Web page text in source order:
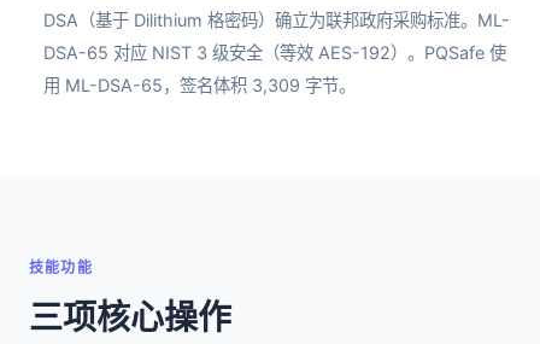
DSA（基于 Dilithium 格密码）确立为联邦政府采购标准。ML-
DSA-65 对应 NIST 3 级安全（等效 AES-192）。PQSafe 使
用 ML-DSA-65，签名体积 3,309 字节。
技能功能
三项核心操作